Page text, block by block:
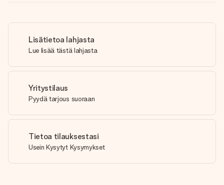
Lisätietoa lahjasta
Lue lisää tästä lahjasta
Yritystilaus
Pyydä tarjous suoraan
Tietoa tilauksestasi
Usein Kysytyt Kysymykset